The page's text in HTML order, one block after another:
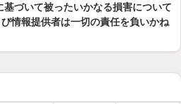
づいて被ったいかなる損害について
情報提供者は一切の責任を負いかね